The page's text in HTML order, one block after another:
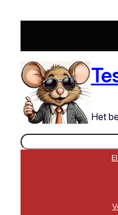
naar
inhoud
Het
Zoeken